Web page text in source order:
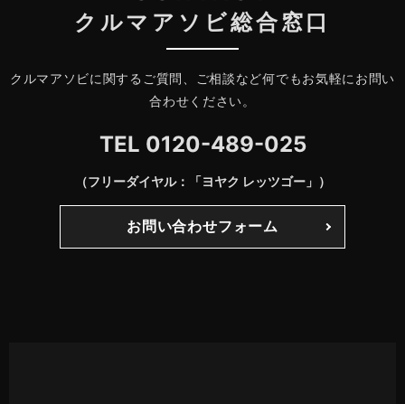
クルマアソビ総合窓口
クルマアソビに関するご質問、ご相談など何でもお気軽にお問い
合わせください。
TEL 0120-489-025
（フリーダイヤル：「ヨヤク レッツゴー」）
お問い合わせフォーム